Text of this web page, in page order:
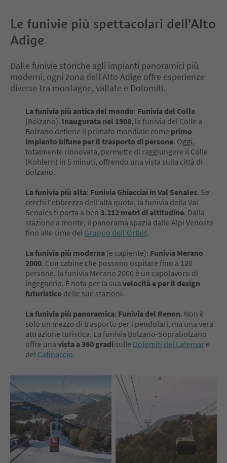
Le funivie più spettacolari dell'Alto
Adige
Dalle funivie storiche agli impianti panoramici più
moderni, ogni zona dell’Alto Adige offre esperienze
diverse tra montagne, vallate e Dolomiti.
La funivia più antica del mondo: Funivia del Colle
(Bolzano). Inaugurata nel 1908, la funivia del Colle a
Bolzano detiene il primato mondiale come primo
impianto bifune per il trasporto di persone. Oggi,
totalmente rinnovata, permette di raggiungere il Colle
(Kohlern) in 5 minuti, offrendo una vista sulla città di
Bolzano.
La funivia più alta: Funivia Ghiacciai in Val Senales. Se
cerchi l'ebbrezza dell'alta quota, la funivia della Val
Senales ti porta a ben 3.212 metri di altitudine. Dalla
stazione a monte, il panorama spazia dalle Alpi Venoste
fino alle cime del Gruppo dell’Ortles.
La funivia più moderna (e capiente): Funivia Merano
2000. Con cabine che possono ospitare fino a 120
persone, la funivia Merano 2000 è un capolavoro di
ingegneria. È nota per la sua velocità e per il design
futuristico delle sue stazioni.
La funivia più panoramica: Funivia del Renon. Non è
solo un mezzo di trasporto per i pendolari, ma una vera
attrazione turistica. La funivia Bolzano-Soprabolzano
offre una vista a 360 gradi sulle Dolomiti del Latemar e
del Catinaccio.